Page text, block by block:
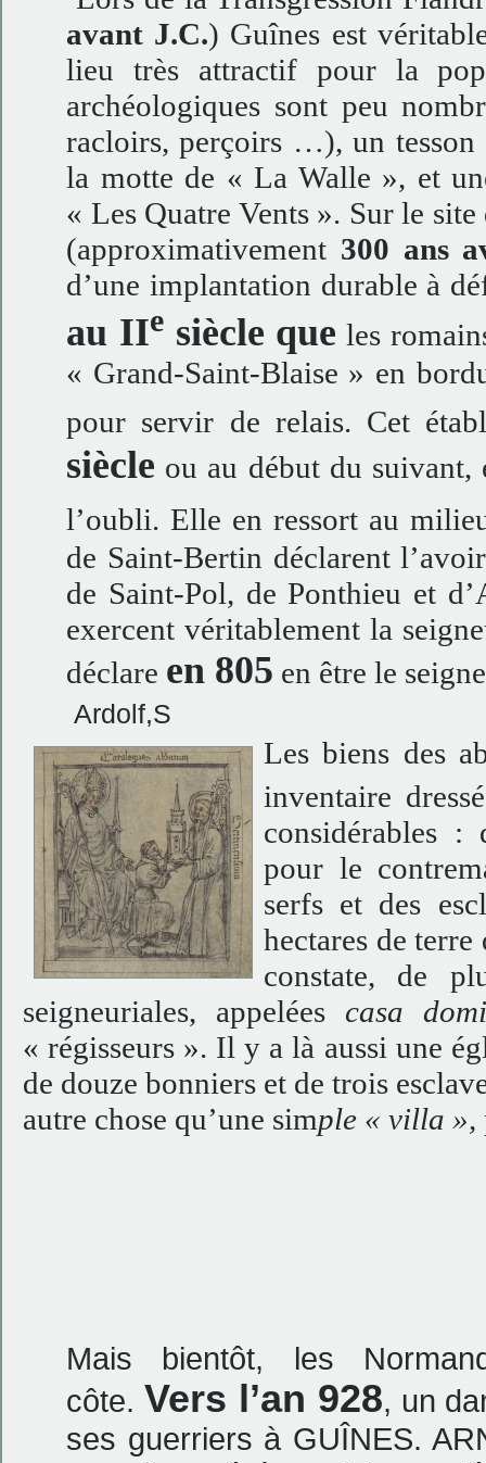
avant J.C.) Guînes est
lieu très attractif pour la
archéologiques sont peu
racloirs, perçoirs …), un tesson
la motte de « La Walle », et
« Les Quatre Vents ». Sur le
(approximativement 300 ans
d’une implantation durable à
au IIesiècle que les
« Grand-Saint-Blaise » en
pour servir de relais. Cet
siècle ou au début du suivant,
l’oubli. Elle en ressort au
de Saint-Bertin déclarent
de Saint-Pol, de Ponthieu et
exercent véritablement la
déclare en 805 en être le
Ardolf,S
Les biens des
inventaire
considérables :
pour le
serfs et des
hectares de
constate, de
seigneuriales, appelées casa
« régisseurs ». Il y a là aussi une
de douze bonniers et de trois
autre chose qu’une simple « villa »,
Mais bientôt, les
côte. Vers l’an 928, un
ses guerriers à GUÎNES.